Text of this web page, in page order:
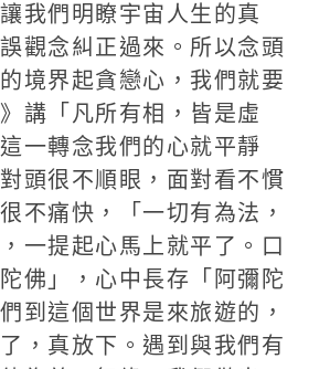
我們明瞭宇宙人生的真
觀念糾正過來。所以念頭
境界起貪戀心，我們就要
講「凡所有相，皆是虛
一轉念我們的心就平靜
頭很不順眼，面對看不慣
不痛快，「一切有為法，
一提起心馬上就平了。口
佛」，心中長存「阿彌陀
到這個世界是來旅遊的，
，真放下。遇到與我們有